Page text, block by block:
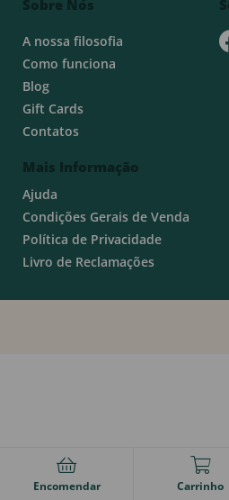
Sobre Nós
A nossa filosofia
Como funciona
Blog
Gift Cards
Contatos
Mais Informação
Ajuda
Condições Gerais de Venda
Política de Privacidade
Livro de Reclamações
Encomendar Carrinho